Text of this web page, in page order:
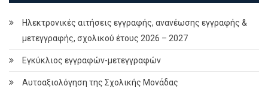
Ηλεκτρονικές αιτήσεις εγγραφής, ανανέωσης εγγραφής &
μετεγγραφής, σχολικού έτους 2026 – 2027
Εγκύκλιος εγγραφών-μετεγγραφών
Αυτοαξιολόγηση της Σχολικής Μονάδας